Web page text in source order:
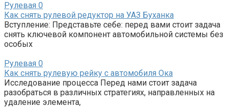
Рулевая 0
Как снять рулевой редуктор на УАЗ Буханка
Вступление: Представьте себе: перед вами стоит задача
снять ключевой компонент автомобильной системы без
особых
Рулевая 0
Как снять рулевую рейку с автомобиля Ока
Исследование процесса Перед нами стоит задача
разобраться в различных стратегиях, направленных на
удаление элемента,